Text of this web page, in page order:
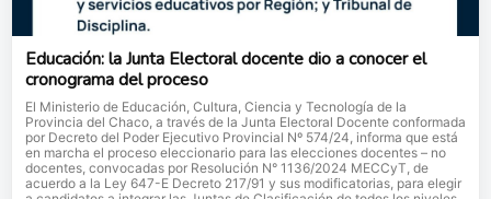
Educación: la Junta Electoral docente dio a conocer el
cronograma del proceso
El Ministerio de Educación, Cultura, Ciencia y Tecnología de la
Provincia del Chaco, a través de la Junta Electoral Docente conformada
por Decreto del Poder Ejecutivo Provincial Nº 574/24, informa que está
en marcha el proceso eleccionario para las elecciones docentes – no
docentes, convocadas por Resolución N° 1136/2024 MECCyT, de
acuerdo a la Ley 647-E Decreto 217/91 y sus modificatorias, para elegir